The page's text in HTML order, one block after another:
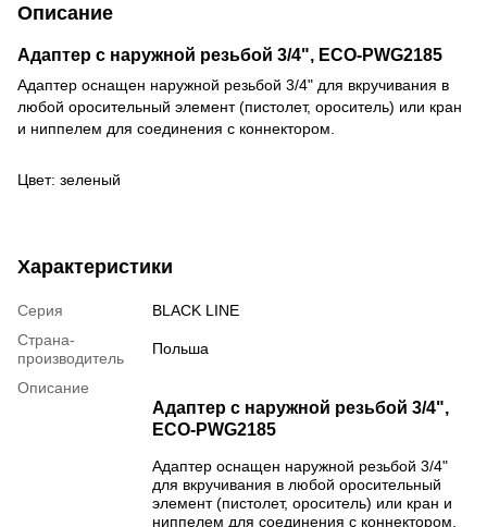
Описание
Адаптер с наружной резьбой 3/4", ECO-PWG2185
Адаптер оснащен наружной резьбой 3/4" для вкручивания в
любой оросительный элемент (пистолет, ороситель) или кран
и ниппелем для соединения с коннектором.
Цвет: зеленый
Характеристики
Серия
BLACK LINE
Страна-
производитель
Польша
Описание
Адаптер с наружной резьбой 3/4",
ECO-PWG2185
Адаптер оснащен наружной резьбой 3/4"
для вкручивания в любой оросительный
элемент (пистолет, ороситель) или кран и
ниппелем для соединения с коннектором.